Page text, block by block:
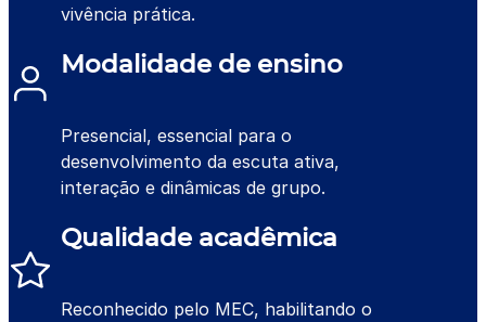
vivência prática.
Modalidade de ensino
Presencial, essencial para o
desenvolvimento da escuta ativa,
interação e dinâmicas de grupo.
Qualidade acadêmica
Reconhecido pelo MEC, habilitando o